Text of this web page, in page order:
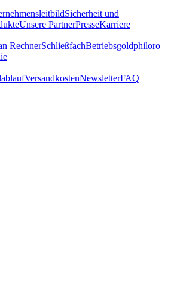
Sicherheit und
Unsere PartnerPresseKarriere
RechnerSchließfachBetriebsgoldphiloro
VersandkostenNewsletterFAQ